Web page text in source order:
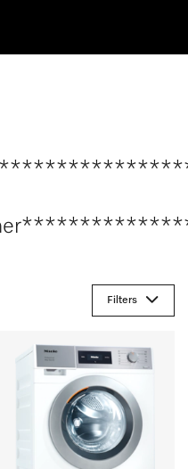
Filters